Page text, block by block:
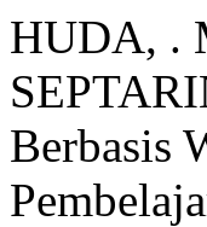
HUDA, .
Berbasis